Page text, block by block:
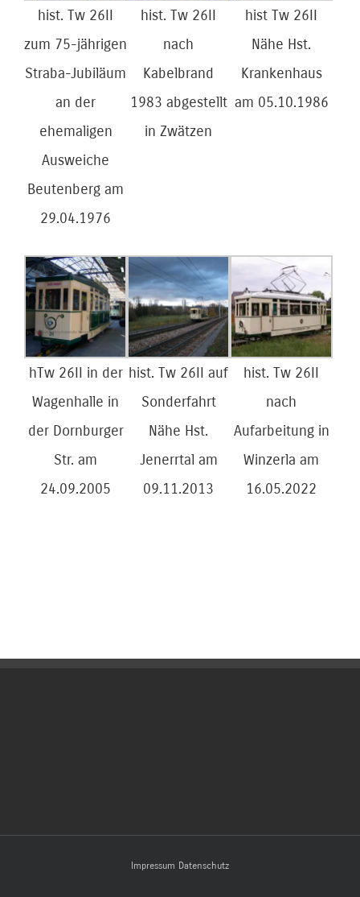
hist. Tw 26II
zum 75-jährigen
Straba-Jubiläum
an der
ehemaligen
Ausweiche
Beutenberg am
29.04.1976
hist. Tw 26II
nach
Kabelbrand
1983 abgestellt
in Zwätzen
hist Tw 26II
Nähe Hst.
Krankenhaus
am 05.10.1986
hTw 26II in der
Wagenhalle in
der Dornburger
Str. am
24.09.2005
hist. Tw 26II auf
Sonderfahrt
Nähe Hst.
Jenerrtal am
09.11.2013
hist. Tw 26II
nach
Aufarbeitung in
Winzerla am
16.05.2022
Impressum Datenschutz